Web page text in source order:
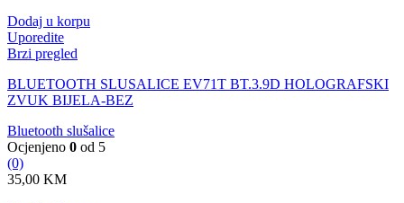
Dodaj u korpu
Uporedite
Brzi pregled
BLUETOOTH SLUSALICE EV71T BT.3.9D HOLOGRAFSKI
ZVUK BIJELA-BEZ
Bluetooth slušalice
Ocjenjeno 0 od 5
(0)
35,00 KM